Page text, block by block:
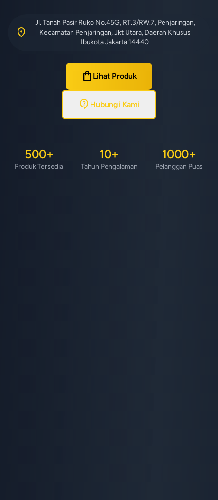
location_on
Jl. Tanah Pasir Ruko No.45G, RT.3/RW.7, Penjaringan,
Kecamatan Penjaringan, Jkt Utara, Daerah Khusus
Ibukota Jakarta 14440
shopping_bag Lihat Produk
contact_support Hubungi Kami
500+
Produk Tersedia
10+
Tahun Pengalaman
1000+
Pelanggan Puas